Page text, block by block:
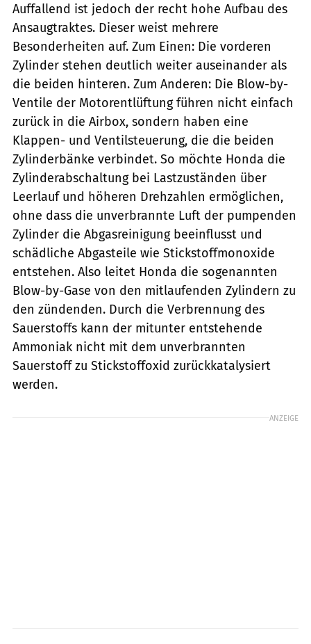
Auffallend ist jedoch der recht hohe Aufbau des
Ansaugtraktes. Dieser weist mehrere
Besonderheiten auf. Zum Einen: Die vorderen
Zylinder stehen deutlich weiter auseinander als
die beiden hinteren. Zum Anderen: Die Blow-by-
Ventile der Motorentlüftung führen nicht einfach
zurück in die Airbox, sondern haben eine
Klappen- und Ventilsteuerung, die die beiden
Zylinderbänke verbindet. So möchte Honda die
Zylinderabschaltung bei Lastzuständen über
Leerlauf und höheren Drehzahlen ermöglichen,
ohne dass die unverbrannte Luft der pumpenden
Zylinder die Abgasreinigung beeinflusst und
schädliche Abgasteile wie Stickstoffmonoxide
entstehen. Also leitet Honda die sogenannten
Blow-by-Gase von den mitlaufenden Zylindern zu
den zündenden. Durch die Verbrennung des
Sauerstoffs kann der mitunter entstehende
Ammoniak nicht mit dem unverbrannten
Sauerstoff zu Stickstoffoxid zurückkatalysiert
werden.
ANZEIGE